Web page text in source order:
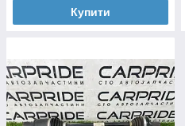
Купити